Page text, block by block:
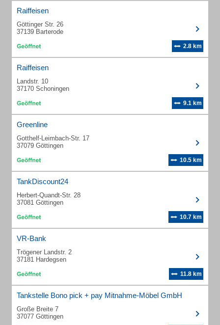
Raiffeisen
Göttinger Str. 26
37139 Barterode
2.8 km
Raiffeisen
Landstr. 10
37170 Schoningen
9.1 km
Greenline
Gotthelf-Leimbach-Str. 17
37079 Göttingen
10.5 km
TankDiscount24
Herbert-Quandt-Str. 28
37081 Göttingen
10.7 km
VR-Bank
Trögener Landstr. 2
37181 Hardegsen
11.8 km
Tankstelle Bono pick + pay Mitnahme-Möbel GmbH
Große Breite 7
37077 Göttingen